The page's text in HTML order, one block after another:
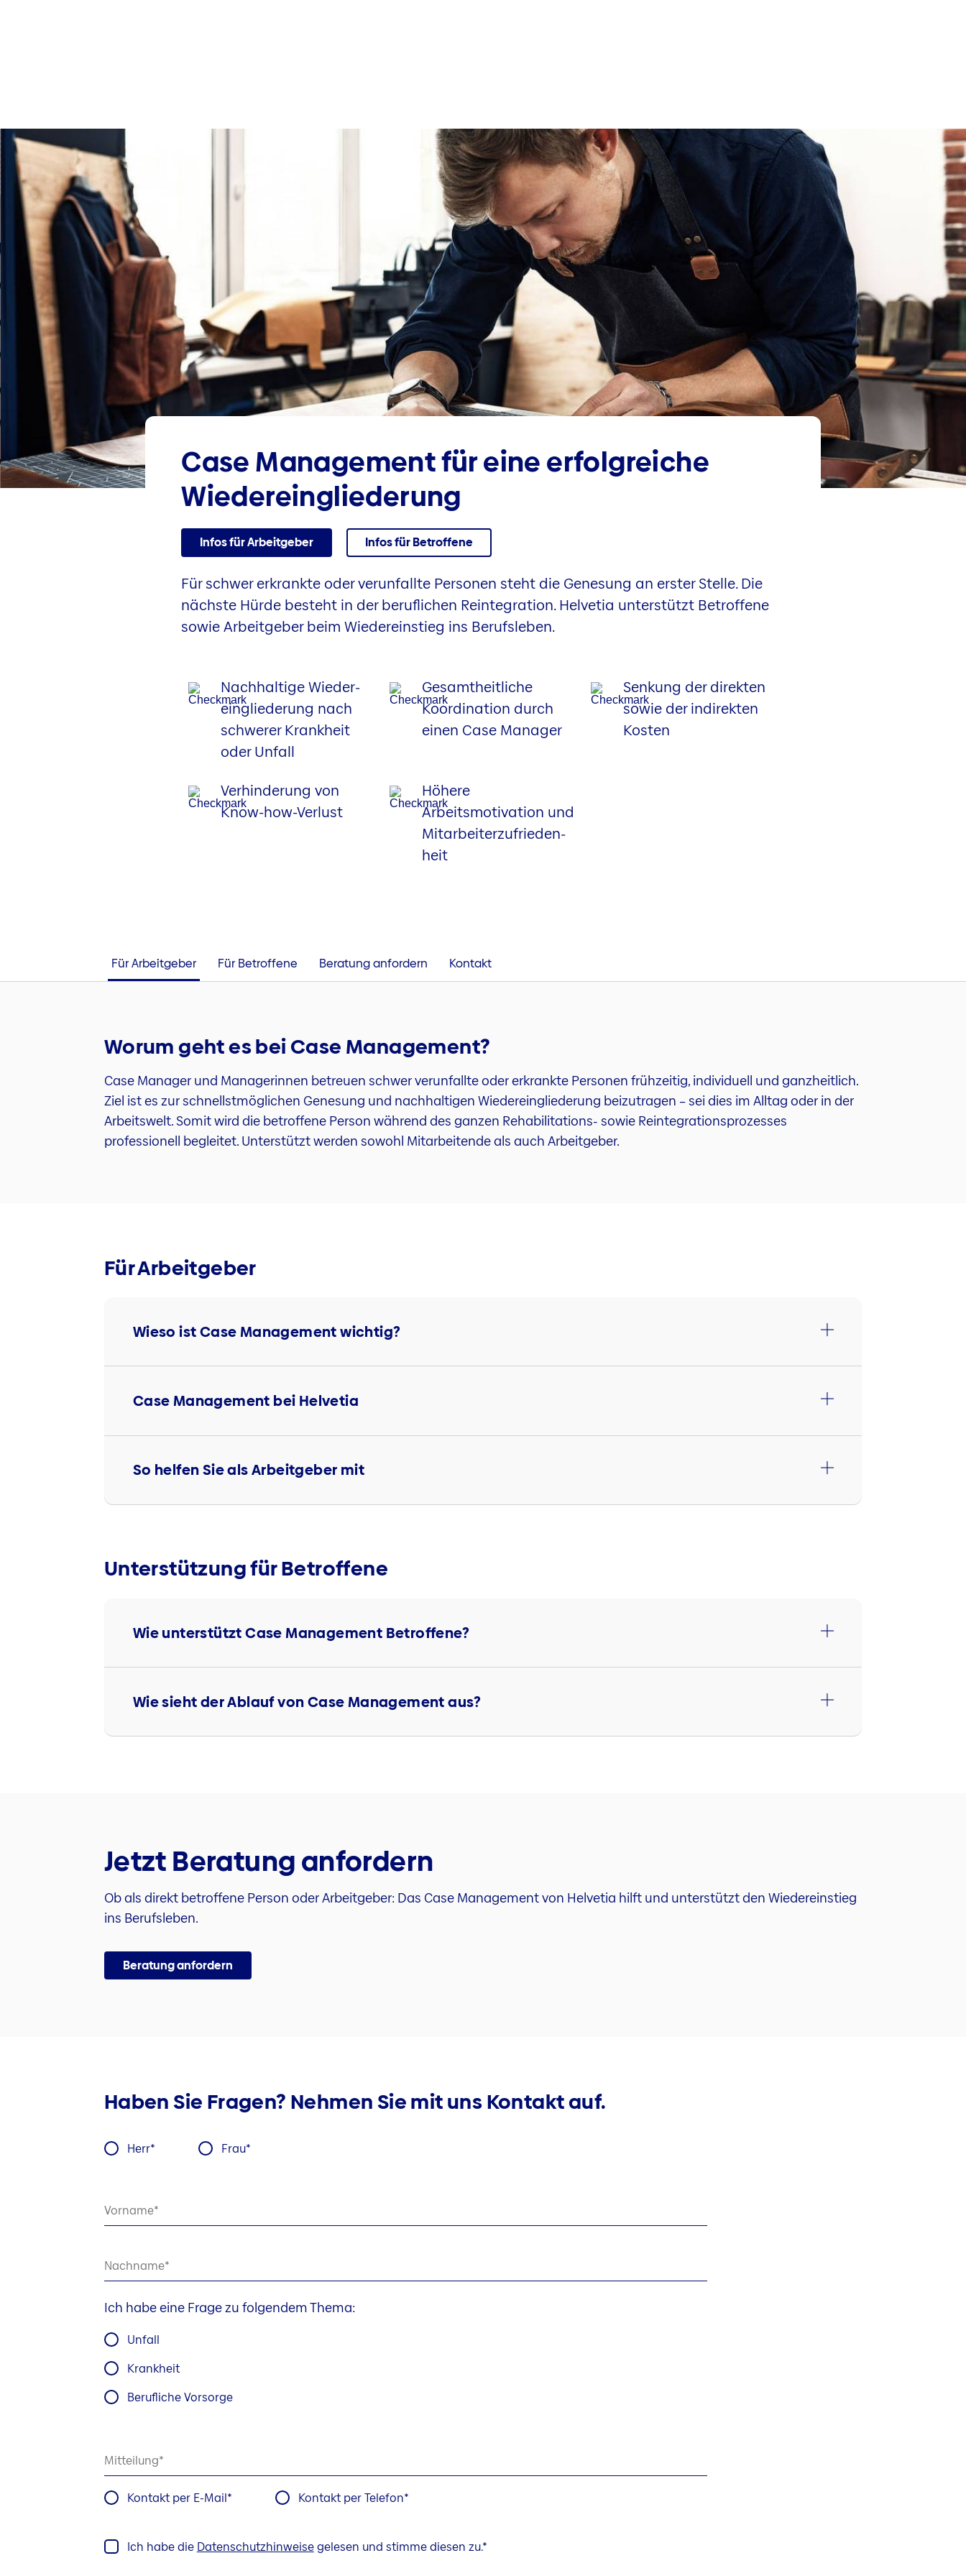
Case Manage­ment für eine erfolgreiche
Wiederein­gliederung
Infos für Arbeitgeber Infos für Betroffene
Für schwer erkrankte oder verunfallte Personen steht die Genesung an erster Stelle. Die
nächste Hürde besteht in der beruflichen Reintegration. Helvetia unterstützt Betroffene
sowie Arbeitgeber beim Wiedereinstieg ins Berufsleben.
Nachhaltige Wieder­
eingliederung nach
schwerer Krankheit
oder Unfall
Gesamtheitliche
Koordination durch
einen Case Manager
Senkung der direkten
sowie der indirekten
Kosten
Verhinderung von
Know-how-Verlust
Höhere
Arbeitsmotivation und
Mitarbeiterzufrieden­
heit
Für Arbeitgeber Für Betroffene Beratung anfordern Kontakt
Worum geht es bei Case Management?
Case Manager und Managerinnen betreuen schwer verunfallte oder erkrankte Personen frühzeitig, individuell und ganzheitlich.
Ziel ist es zur schnellstmöglichen Genesung und nachhaltigen Wiedereingliederung beizutragen – sei dies im Alltag oder in der
Arbeitswelt. Somit wird die betroffene Person während des ganzen Rehabilitations- sowie Reintegrationsprozesses
professionell begleitet. Unterstützt werden sowohl Mitarbeitende als auch Arbeitgeber.
Für Arbeitgeber
Wieso ist Case Management wichtig?
Case Management bei Helvetia
So helfen Sie als Arbeitgeber mit
Unterstützung für Betroffene
Wie unterstützt Case Management Betroffene?
Wie sieht der Ablauf von Case Management aus?
Jetzt Beratung anfordern
Ob als direkt betroffene Person oder Arbeitgeber: Das Case Management von Helvetia hilft und unterstützt den Wiedereinstieg
ins Berufsleben.
Beratung anfordern
Haben Sie Fragen? Nehmen Sie mit uns Kontakt auf.
Herr Frau
Vorname
Nachname
Ich habe eine Frage zu folgendem Thema:
Unfall
Krankheit
Berufliche Vorsorge
Mitteilung
Kontakt per E-Mail Kontakt per Telefon
Ich habe die Datenschutzhinweisegelesen und stimme diesen zu.